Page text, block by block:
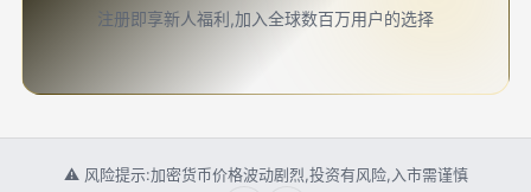
注册即享新人福利,加入全球数百万用户的选择
⚠ 风险提示:加密货币价格波动剧烈,投资有风险,入市需谨慎